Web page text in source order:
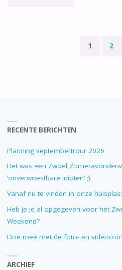
ONDERWATERHUIS
(18-
24
DECEMBER)"
1 2
RECENTE BERICHTEN
Planning septembertrour 2026
Het was een Zwoel
‘onverwoestbare idioten’ ;)
Vanaf nu te vinden in onze
Heb je je al opgegeven voor het
Weekend?
Doe mee met de foto- en
ARCHIEF